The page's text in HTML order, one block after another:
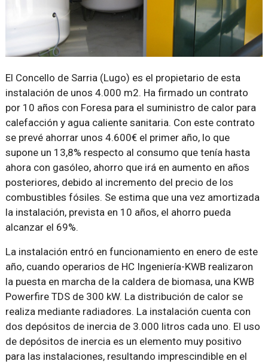
El Concello de Sarria (Lugo) es el propietario de esta
instalación de unos 4.000 m2. Ha firmado un contrato
por 10 años con Foresa para el suministro de calor para
calefacción y agua caliente sanitaria. Con este contrato
se prevé ahorrar unos 4.600€ el primer año, lo que
supone un 13,8% respecto al consumo que tenía hasta
ahora con gasóleo, ahorro que irá en aumento en años
posteriores, debido al incremento del precio de los
combustibles fósiles. Se estima que una vez amortizada
la instalación, prevista en 10 años, el ahorro pueda
alcanzar el 69%.
La instalación entró en funcionamiento en enero de este
año, cuando operarios de HC Ingeniería-KWB realizaron
la puesta en marcha de la caldera de biomasa, una KWB
Powerfire TDS de 300 kW. La distribución de calor se
realiza mediante radiadores. La instalación cuenta con
dos depósitos de inercia de 3.000 litros cada uno. El uso
de depósitos de inercia es un elemento muy positivo
para las instalaciones, resultando imprescindible en el